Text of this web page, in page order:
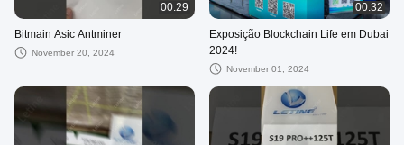
00:29
Bitmain Asic Antminer
November 20, 2024
00:32
Exposição Blockchain Life em Dubai
2024!
November 01, 2024